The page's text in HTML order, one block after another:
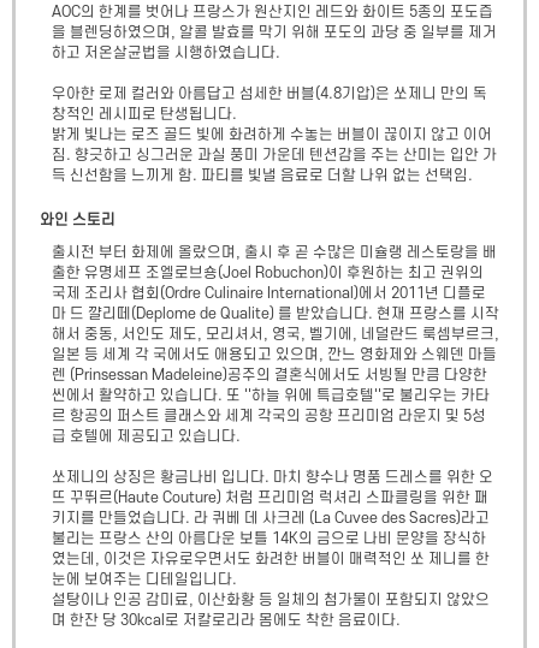
AOC의 한계를 벗어나 프랑스가 원산지인 레드와 화이트 5종의 포도즙
을 블렌딩하였으며, 알콜 발효를 막기 위해 포도의 과당 중 일부를 제거
하고 저온살균법을 시행하였습니다.
우아한 로제 컬러와 아름답고 섬세한 버블(4.8기압)은 쏘제니 만의 독
창적인 레시피로 탄생됩니다.
밝게 빛나는 로즈 골드 빛에 화려하게 수놓는 버블이 끊이지 않고 이어
짐. 향긋하고 싱그러운 과실 풍미 가운데 텐션감을 주는 산미는 입안 가
득 신선함을 느끼게 함. 파티를 빛낼 음료로 더할 나위 없는 선택임.
와인 스토리
출시전 부터 화제에 올랐으며, 출시 후 곧 수많은 미슐랭 레스토랑을 배
출한 유명세프 조엘로브숑(Joel Robuchon)이 후원하는 최고 권위의
국제 조리사 협회(Ordre Culinaire International)에서 2011년 디플로
마 드 꺌리떼(Deplome de Qualite) 를 받았습니다. 현재 프랑스를 시작
해서 중동, 서인도 제도, 모리셔서, 영국, 벨기에, 네덜란드 룩셈부르크,
일본 등 세계 각 국에서도 애용되고 있으며, 깐느 영화제와 스웨덴 마들
렌 (Prinsessan Madeleine)공주의 결혼식에서도 서빙될 만큼 다양한
씬에서 활약하고 있습니다. 또 ''하늘 위에 특급호텔''로 불리우는 카타
르 항공의 퍼스트 클래스와 세계 각국의 공항 프리미엄 라운지 및 5성
급 호텔에 제공되고 있습니다.
쏘제니의 상징은 황금나비 입니다. 마치 향수나 명품 드레스를 위한 오
뜨 꾸뛰르(Haute Couture) 처럼 프리미엄 럭셔리 스파클링을 위한 패
키지를 만들었습니다. 라 퀴베 데 사크레 (La Cuvee des Sacres)라고
불리는 프랑스 산의 아름다운 보틀 14K의 금으로 나비 문양을 장식하
였는데, 이것은 자유로우면서도 화려한 버블이 매력적인 쏘 제니를 한
눈에 보여주는 디테일입니다.
설탕이나 인공 감미료, 이산화황 등 일체의 첨가물이 포함되지 않았으
며 한잔 당 30kcal로 저칼로리라 몸에도 착한 음료이다.